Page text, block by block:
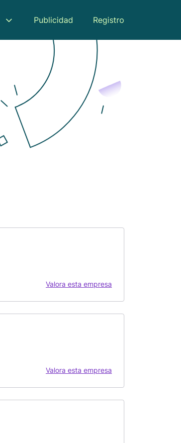
Publicidad Registro
Valora esta empresa
Valora esta empresa